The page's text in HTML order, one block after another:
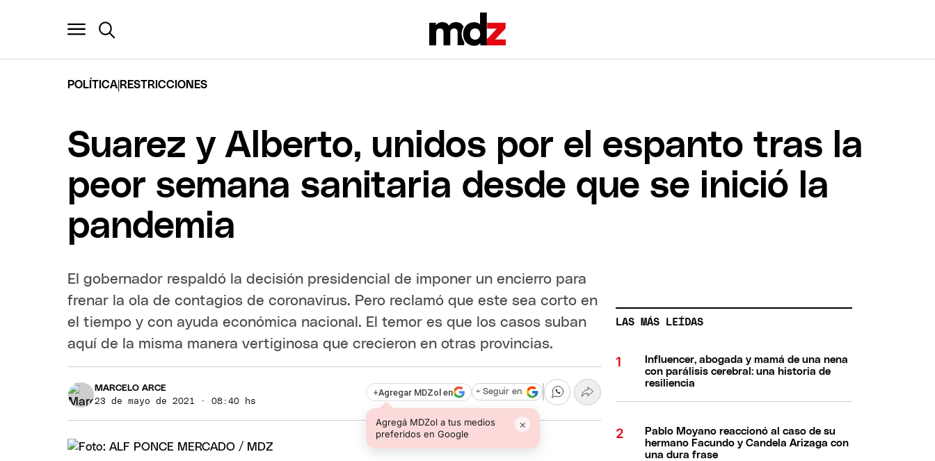
POLÍTICA RESTRICCIONES
Suarez y Alberto, unidos por el espanto tras la
peor semana sanitaria desde que se inició la
pandemia
El gobernador respaldó la decisión presidencial de imponer un encierro para
frenar la ola de contagios de coronavirus. Pero reclamó que este sea corto en
el tiempo y con ayuda económica nacional. El temor es que los casos suban
aquí de la misma manera vertiginosa que crecieron en otras provincias.
MARCELO ARCE
23 de mayo de 2021 · 08:40 hs
+Agregar MDZol en
Agregá MDZol a tus medios
preferidos en Google
×
+ Seguir en
LAS MÁS LEÍDAS
Influencer, abogada y mamá de una nena
con parálisis cerebral: una historia de
resiliencia
Pablo Moyano reaccionó al caso de su
hermano Facundo y Candela Arizaga con
una dura frase